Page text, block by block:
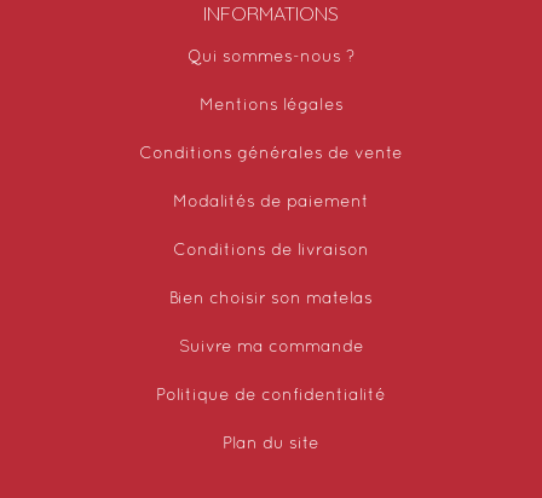
INFORMATIONS
Qui sommes-nous ?
Mentions légales
Conditions générales de vente
Modalités de paiement
Conditions de livraison
Bien choisir son matelas
Suivre ma commande
Politique de confidentialité
Plan du site